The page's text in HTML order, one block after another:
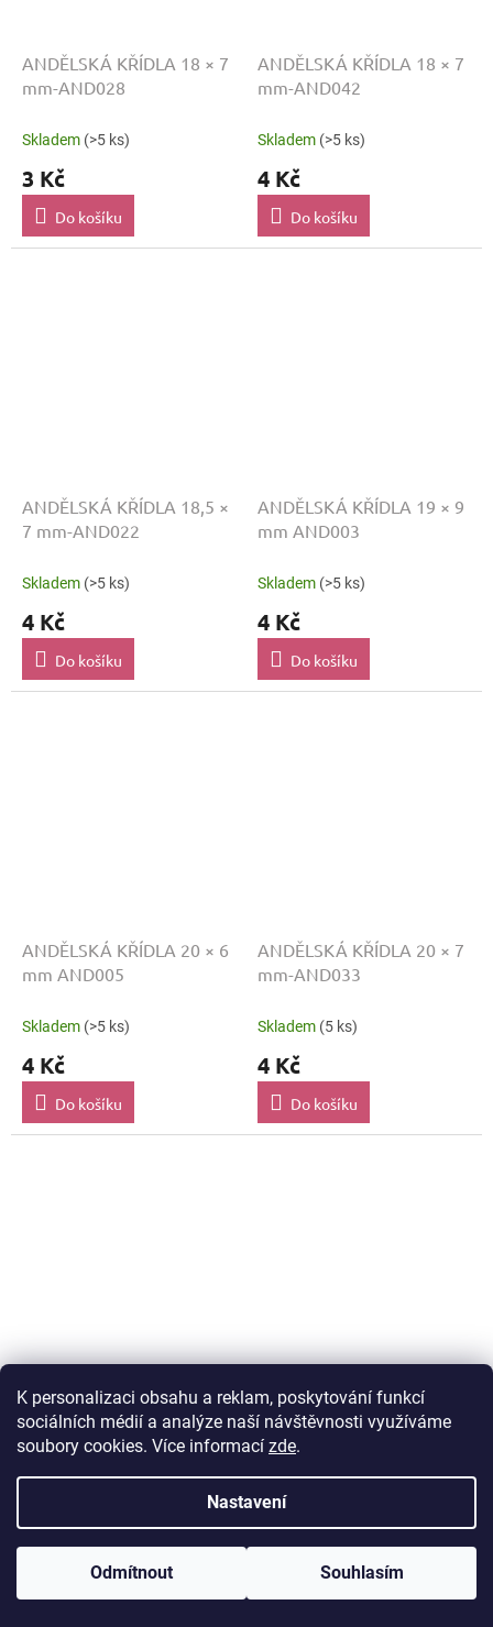
K personalizaci obsahu a reklam, poskytování funkcí
sociálních médií a analýze naší návštěvnosti využíváme
soubory cookies. Více informací zde.
Nastavení
Odmítnout Souhlasím
ANDĚLSKÁ KŘÍDLA 18 × 7
mm-AND028
Skladem (>5 ks)
3 Kč
Do košíku
ANDĚLSKÁ KŘÍDLA 18 × 7
mm-AND042
Skladem (>5 ks)
4 Kč
Do košíku
ANDĚLSKÁ KŘÍDLA 18,5 ×
7 mm-AND022
Skladem (>5 ks)
4 Kč
Do košíku
ANDĚLSKÁ KŘÍDLA 19 × 9
mm AND003
Skladem (>5 ks)
4 Kč
Do košíku
ANDĚLSKÁ KŘÍDLA 20 × 6
mm AND005
Skladem (>5 ks)
4 Kč
Do košíku
ANDĚLSKÁ KŘÍDLA 20 × 7
mm-AND033
Skladem (5 ks)
4 Kč
Do košíku
ANDĚLSKÁ KŘÍDLA 20 × 7
mm-AND035
Do košíku
ANDĚLSKÁ KŘÍDLA 21 × 6
mm-AND025
4 Kč
Do košíku